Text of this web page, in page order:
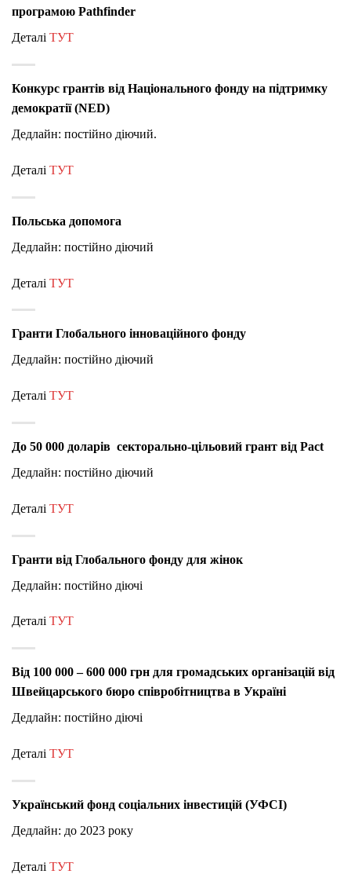
програмою Pathfinder
Деталі ТУТ
Конкурс грантів від Національного фонду на підтримку
демократії (NED)
Дедлайн: постійно діючий.
Деталі ТУТ
Польська допомога
Дедлайн: постійно діючий
Деталі ТУТ
Гранти Глобального інноваційного фонду
Дедлайн: постійно діючий
Деталі ТУТ
До 50 000 доларів секторально-цільовий грант від Pact
Дедлайн: постійно діючий
Деталі ТУТ
Гранти від Глобального фонду для жінок
Дедлайн: постійно діючі
Деталі ТУТ
Від 100 000 – 600 000 грн для громадських організацій від
Швейцарського бюро співробітництва в Україні
Дедлайн: постійно діючі
Деталі ТУТ
Український фонд соціальних інвестицій (УФСІ)
Дедлайн: до 2023 року
Деталі ТУТ